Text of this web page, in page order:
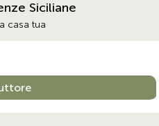
Siciliane
casa tua